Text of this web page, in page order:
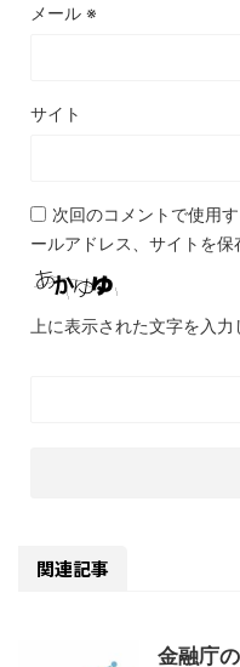
メール ※
サイト
次回のコメントで使用
ールアドレス、サイトを保
上に表示された文字を入力
関連記事
金融庁